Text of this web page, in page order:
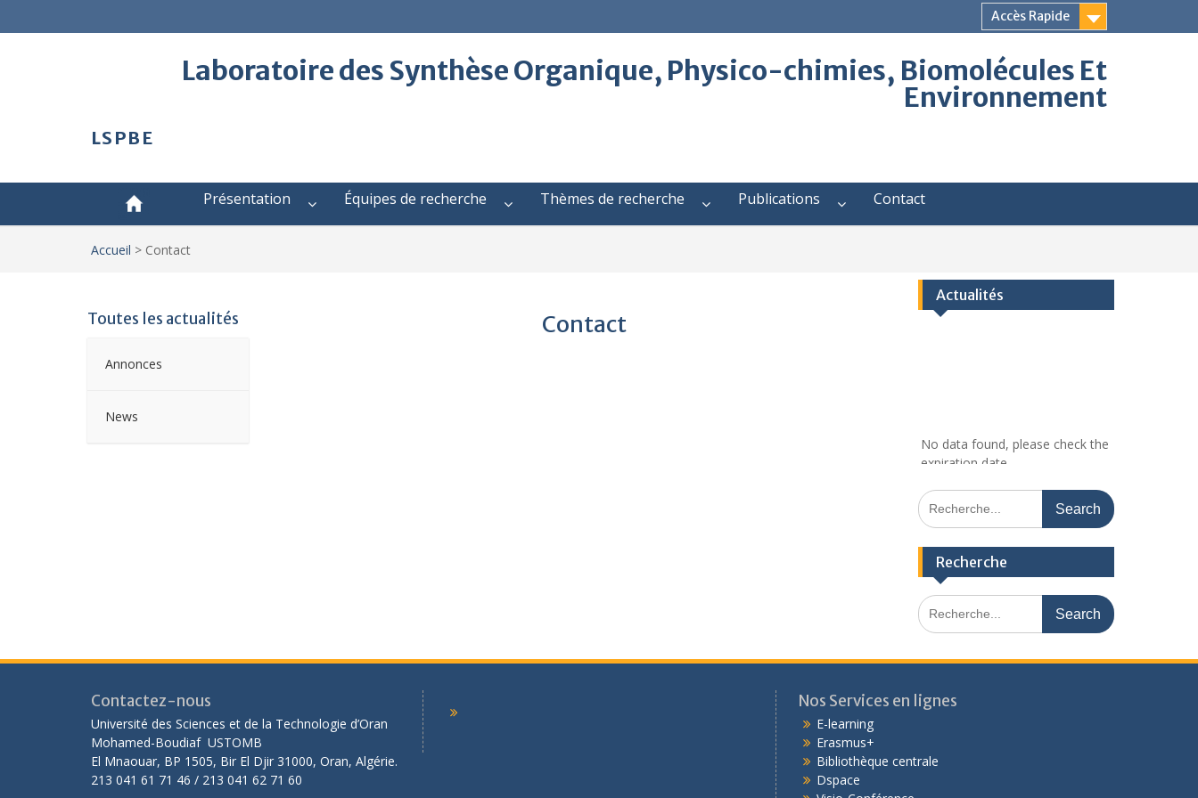
Accès Rapide
Laboratoire des Synthèse Organique, Physico-chimies, Biomolécules Et
Environnement
LSPBE
Présentation Équipes de recherche Thèmes de recherche Publications Contact
Accueil > Contact
Toutes les actualités
Annonces
News
Contact
Actualités
No data found, please check the
expiration date.
Recherche
Contactez-nous
Université des Sciences et de la Technologie d’Oran
Mohamed-Boudiaf USTOMB
El Mnaouar, BP 1505, Bir El Djir 31000, Oran, Algérie.
213 041 61 71 46 / 213 041 62 71 60
Nos Services en lignes
E-learning
Erasmus+
Bibliothèque centrale
Dspace